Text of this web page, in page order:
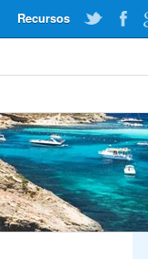
Recursos